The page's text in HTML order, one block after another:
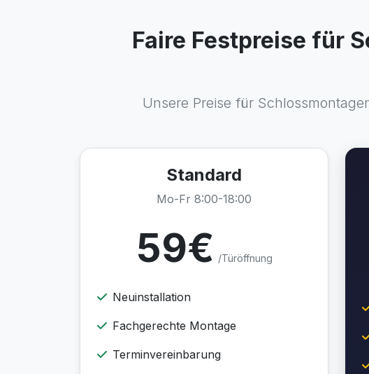
Faire Festpreise für
Unsere Preise für
Standard
Mo-Fr 8:00-18:00
59€ /Türöffnung
Neuinstallation
Fachgerechte Montage
Terminvereinbarung